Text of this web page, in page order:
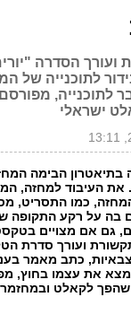
ועורך הסדרה
לתוכנייה
לתוכנייה,
ישראלי
בתיאטרון הבימה
את העיבוד למחזה,
כמו התסריט,
בה על רקע התקופה
גם אם מצויים
ועורך סדרת
כתב מאמר
את עצמו בחוץ,
לקאלט ובמחזמר